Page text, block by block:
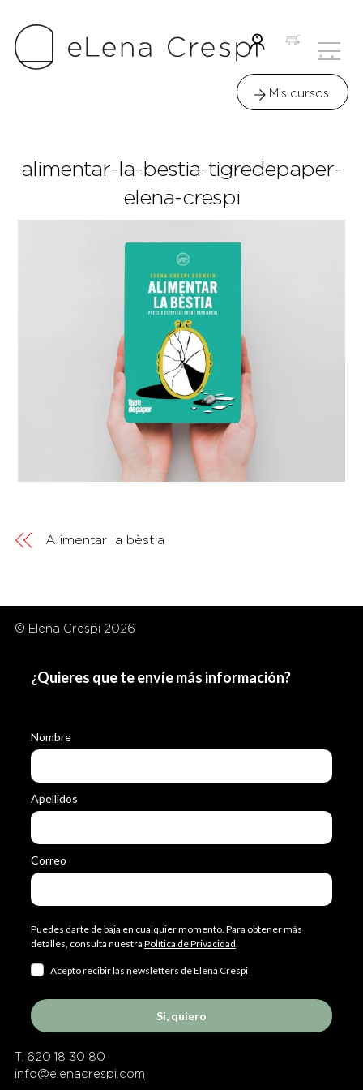
content
Icon
label
Mis cursos
alimentar-la-bestia-tigredepaper-
elena-crespi
Alimentar la bèstia
© Elena Crespi 2026
¿Quieres que te envíe más información?
Nombre
Apellidos
Correo
Puedes darte de baja en cualquier momento. Para obtener más
detalles, consulta nuestra Política de Privacidad
Acepto recibir las newsletters de Elena Crespi
Si, quiero
T. 620 18 30 80
info@elenacrespi.com